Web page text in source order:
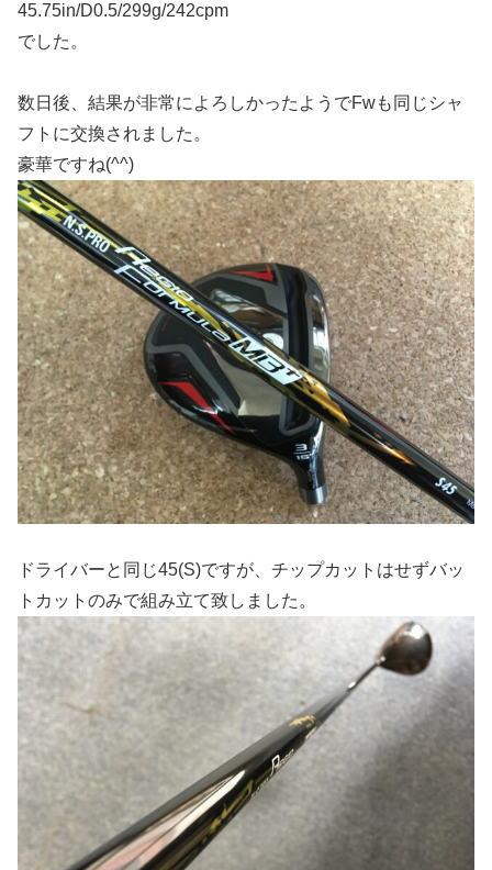
45.75in/D0.5/299g/242cpm
でした。
数日後、結果が非常によろしかったようでFwも同じシャ
フトに交換されました。
豪華ですね(^^)
ドライバーと同じ45(S)ですが、チップカットはせずバッ
トカットのみで組み立て致しました。